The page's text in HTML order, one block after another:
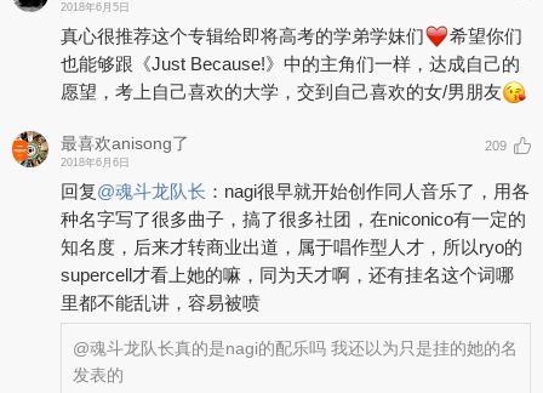
2018年6月5日
真心很推荐这个专辑给即将高考的学弟学妹们
希望你们
也能够跟《Just Because!》中的主角们一样，达成自己的
愿望，考上自己喜欢的大学，交到自己喜欢的女/男朋友
最喜欢anisong了
2018年6月6日
209
回复@魂斗龙队长 ： nagi很早就开始创作同人音乐了，用各
种名字写了很多曲子，搞了很多社团，在niconico有一定的
知名度，后来才转商业出道，属于唱作型人才，所以ryo的
supercell才看上她的嘛，同为天才啊，还有挂名这个词哪
里都不能乱讲，容易被喷
@魂斗龙队长真的是nagi的配乐吗 我还以为只是挂的她的名
发表的